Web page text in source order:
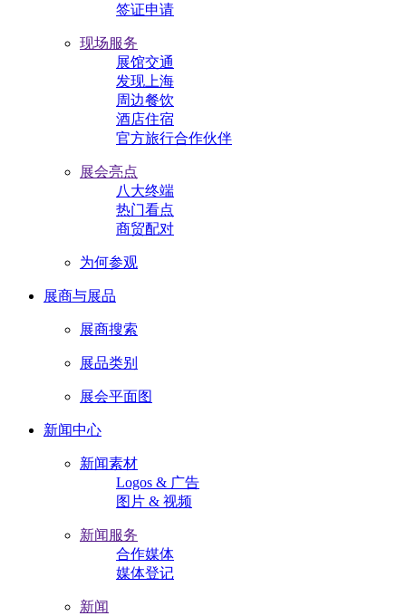
签证申请
现场服务
展馆交通
发现上海
周边餐饮
酒店住宿
官方旅行合作伙伴
展会亮点
八大终端
热门看点
商贸配对
为何参观
展商与展品
展商搜索
展品类别
展会平面图
新闻中心
新闻素材
Logos & 广告
图片 & 视频
新闻服务
合作媒体
媒体登记
新闻